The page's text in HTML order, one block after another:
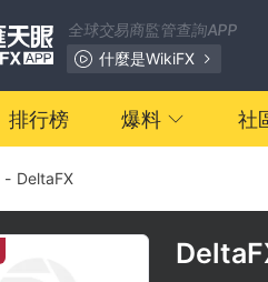
全球交易商監管查詢APP
什麼是WikiFX
排行榜 爆料 社
- DeltaFX